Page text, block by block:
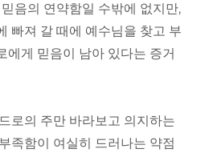
음의 연약함일 수밖에 없지만,
빠져 갈 때에 예수님을 찾고 부
에게 믿음이 남아 있다는 증거
로의 주만 바라보고 의지하는
족함이 여실히 드러나는 약점